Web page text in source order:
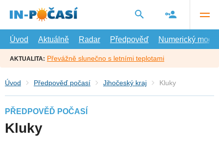
hlavní
Úvod
Aktuálně Radar Předpověď Numerický model
AKTUALITA: Převážně slunečno s letními teplotami
Úvod Předpověď počasí Jihočeský kraj Kluky
PŘEDPOVĚĎ POČASÍ
Kluky